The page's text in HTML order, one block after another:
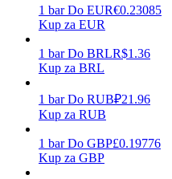
Mocna Świnka
1 bar Do EUR€0.23085
Kup za EUR
1 bar Do BRLR$1.36
Kup za BRL
1 bar Do RUB₽21.96
Kup za RUB
1 bar Do GBP£0.19776
Kup za GBP